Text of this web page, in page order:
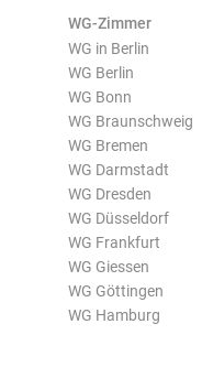
WG-Zimmer
WG in Berlin
WG Berlin
WG Bonn
WG Braunschweig
WG Bremen
WG Darmstadt
WG Dresden
WG Düsseldorf
WG Frankfurt
WG Giessen
WG Göttingen
WG Hamburg